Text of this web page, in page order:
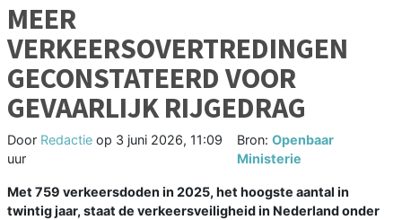
MEER
VERKEERSOVERTREDINGEN
GECONSTATEERD VOOR
GEVAARLIJK RIJGEDRAG
Door Redactie op 3 juni 2026, 11:09
uur
Bron: Openbaar
Ministerie
Met 759 verkeersdoden in 2025, het hoogste aantal in
twintig jaar, staat de verkeersveiligheid in Nederland onder